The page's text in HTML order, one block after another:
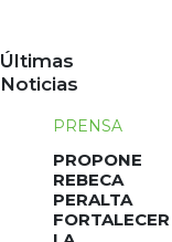
Últimas
Noticias
PRENSA
PROPONE
REBECA
PERALTA
FORTALECER